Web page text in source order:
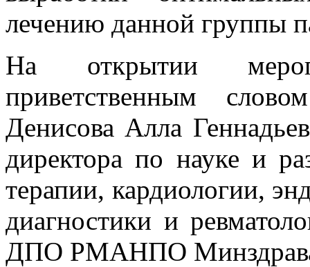
лечению данной группы
На открытии
приветственным
Денисова Алла
директора по науке и
терапии, кардиологии,
диагностики и
ДПО РМАНПО Минздрава